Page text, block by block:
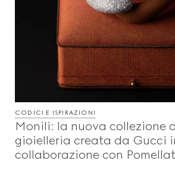
CODICI E ISPIRAZIONI
Monili: la nuova collezione
gioielleria creata da Gucci
collaborazione con